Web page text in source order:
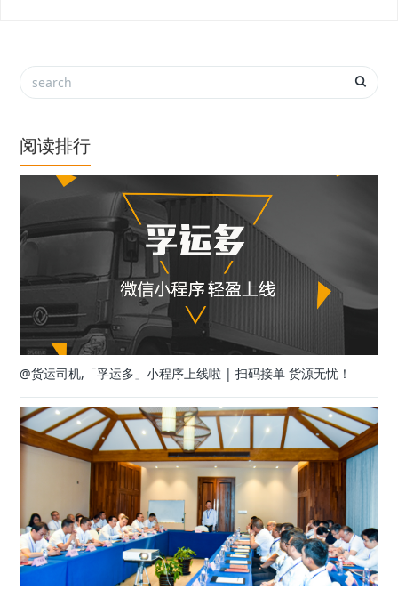
阅读排行
@货运司机,「孚运多」小程序上线啦 | 扫码接单 货源无忧！